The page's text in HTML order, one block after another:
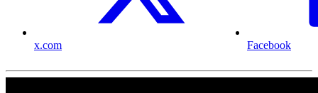
x.com Facebook